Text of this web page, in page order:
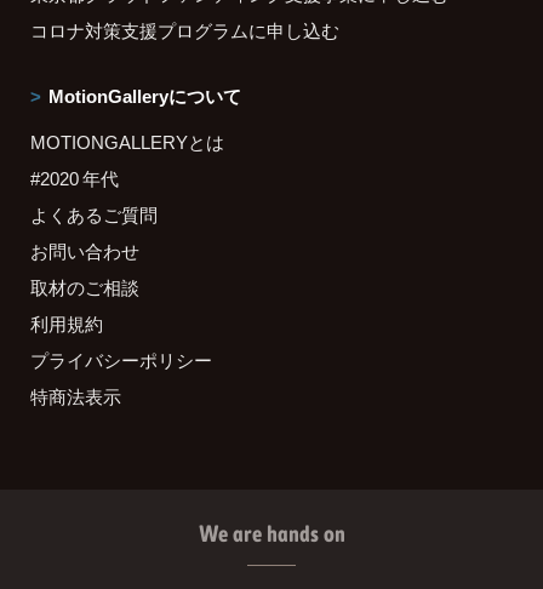
コロナ対策支援プログラムに申し込む
MotionGalleryについて
MOTIONGALLERYとは
#2020 年代
よくあるご質問
お問い合わせ
取材のご相談
利用規約
プライバシーポリシー
特商法表示
We are hands on